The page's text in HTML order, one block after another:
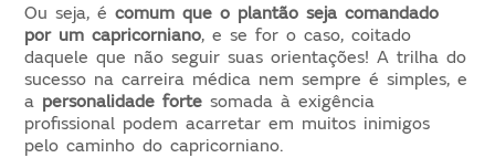
Ou seja, écomum que o plantão seja comandado
por um capricorniano, e se for o caso, coitado
daquele que não seguir suas orientações! A trilha do
sucesso na carreira médica nem sempre é simples, e
a personalidade forte somada à exigência
profissional podem acarretar em muitos inimigos
pelo caminho do capricorniano.